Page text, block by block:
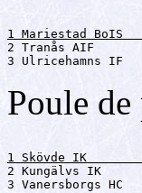
1 Mariestad
2 Tranås AIF
3 Ulricehamns
Poule
2 Kungälvs IK
3 Vanersborgs